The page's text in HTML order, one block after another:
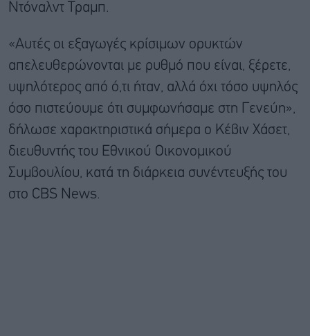
Ντόναλντ Τραμπ.
«Αυτές οι εξαγωγές κρίσιμων ορυκτών
απελευθερώνονται με ρυθμό που είναι, ξέρετε,
υψηλότερος από ό,τι ήταν, αλλά όχι τόσο υψηλός
όσο πιστεύουμε ότι συμφωνήσαμε στη Γενεύη»,
δήλωσε χαρακτηριστικά σήμερα ο Κέβιν Χάσετ,
διευθυντής του Εθνικού Οικονομικού
Συμβουλίου, κατά τη διάρκεια συνέντευξής του
στο CBS News.